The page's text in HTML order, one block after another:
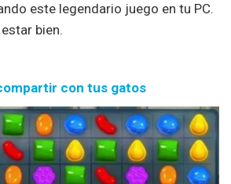
este legendario juego en tu PC.
bien.
con tus gatos